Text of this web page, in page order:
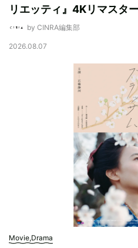
リエッティ』4Kリマスタ
by CINRA編集部
2026.08.07
Movie,Drama